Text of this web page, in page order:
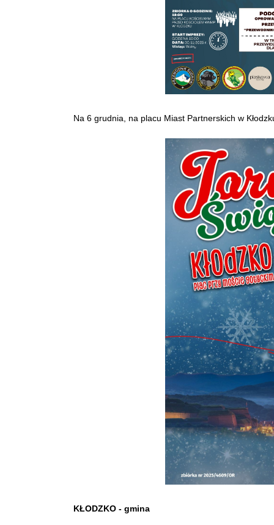
Na 6 grudnia, na placu Miast Partnerskich w
KŁODZKO - gmina